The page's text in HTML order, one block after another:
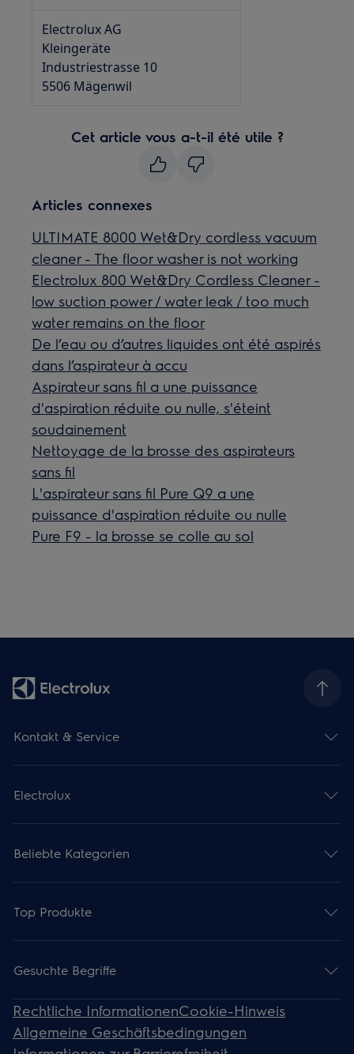
Electrolux AG
Kleingeräte
Industriestrasse 10
5506 Mägenwil
Cet article vous a-t-il été utile ?
Articles connexes
ULTIMATE 8000 Wet&Dry cordless vacuum
cleaner - The floor washer is not working
Electrolux 800 Wet&Dry Cordless Cleaner -
low suction power / water leak / too much
water remains on the floor
De l’eau ou d’autres liquides ont été aspirés
dans l’aspirateur à accu
Aspirateur sans fil a une puissance
d'aspiration réduite ou nulle, s'éteint
soudainement
Nettoyage de la brosse des aspirateurs
sans fil
L'aspirateur sans fil Pure Q9 a une
puissance d'aspiration réduite ou nulle
Pure F9 - la brosse se colle au sol
Kontakt & Service
Electrolux
Beliebte Kategorien
Top Produkte
Gesuchte Begriffe
Rechtliche InformationenCookie-Hinweis
Allgemeine Geschäftsbedingungen